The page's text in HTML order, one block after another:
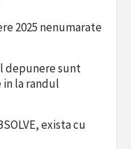
2025 nenumarate
depunere sunt
la randul
exista cu